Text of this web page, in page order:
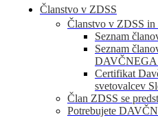
Članstvo v ZDSS
Članstvo v ZDSS in
Seznam
Seznam
Certifikat
svetovalcev
Član ZDSS se
Potrebujete